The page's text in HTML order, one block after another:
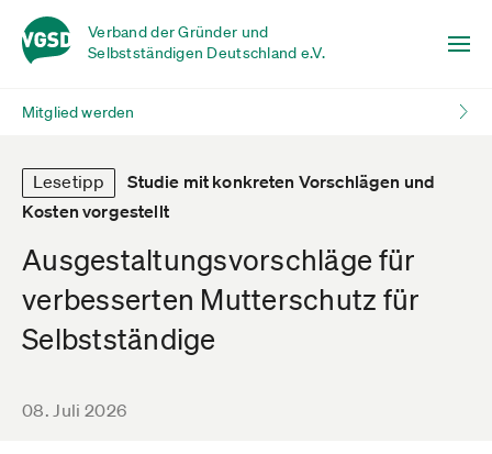
Verband der Gründer und
Selbstständigen Deutschland e.V.
Mitglied werden
Lesetipp
Studie mit konkreten Vorschlägen und
Kosten vorgestellt
Ausgestaltungsvorschläge für
verbesserten Mutterschutz für
Selbstständige
08. Juli 2026